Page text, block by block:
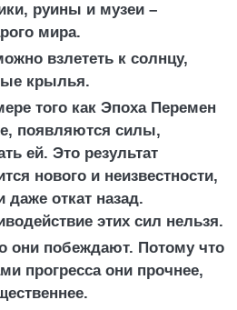
руины и музеи –
мира.
взлететь к солнцу,
крылья.
того как Эпоха Перемен
появляются силы,
ей. Это результат
нового и неизвестности,
даже откат назад.
этих сил нельзя.
они побеждают. Потому что
прогресса они прочнее,